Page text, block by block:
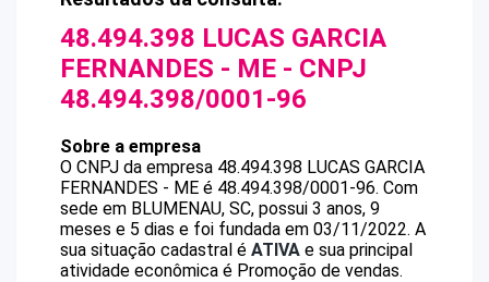
48.494.398 LUCAS GARCIA
FERNANDES - ME - CNPJ
48.494.398/0001-96
Sobre a empresa
O CNPJ da empresa 48.494.398 LUCAS GARCIA
FERNANDES - ME é 48.494.398/0001-96. Com
sede em BLUMENAU, SC, possui 3 anos, 9
meses e 5 dias e foi fundada em 03/11/2022. A
sua situação cadastral é ATIVA e sua principal
atividade econômica é Promoção de vendas.